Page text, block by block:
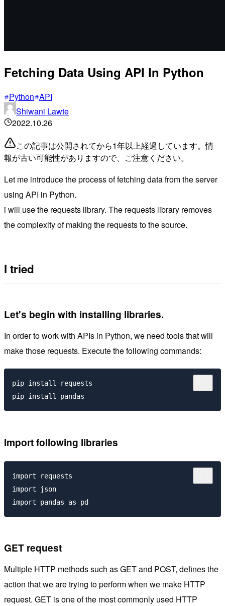
Fetching Data Using API In Python
Python API
Shiwani Lawte
2022.10.26
この記事は公開されてから1年以上経過しています。情
報が古い可能性がありますので、ご注意ください。
Let me introduce the process of fetching data from the server
using API in Python.
i will use the requests library. The requests library removes
the complexity of making the requests to the source.
I tried
Let's begin with installing libraries.
In order to work with APIs in Python, we need tools that will
make those requests. Execute the following commands:
pip install requests
Import following libraries
import requests
import json
GET request
Multiple HTTP methods such as GET and POST, defines the
action that we are trying to perform when we make HTTP
request. GET is one of the most commonly used HTTP